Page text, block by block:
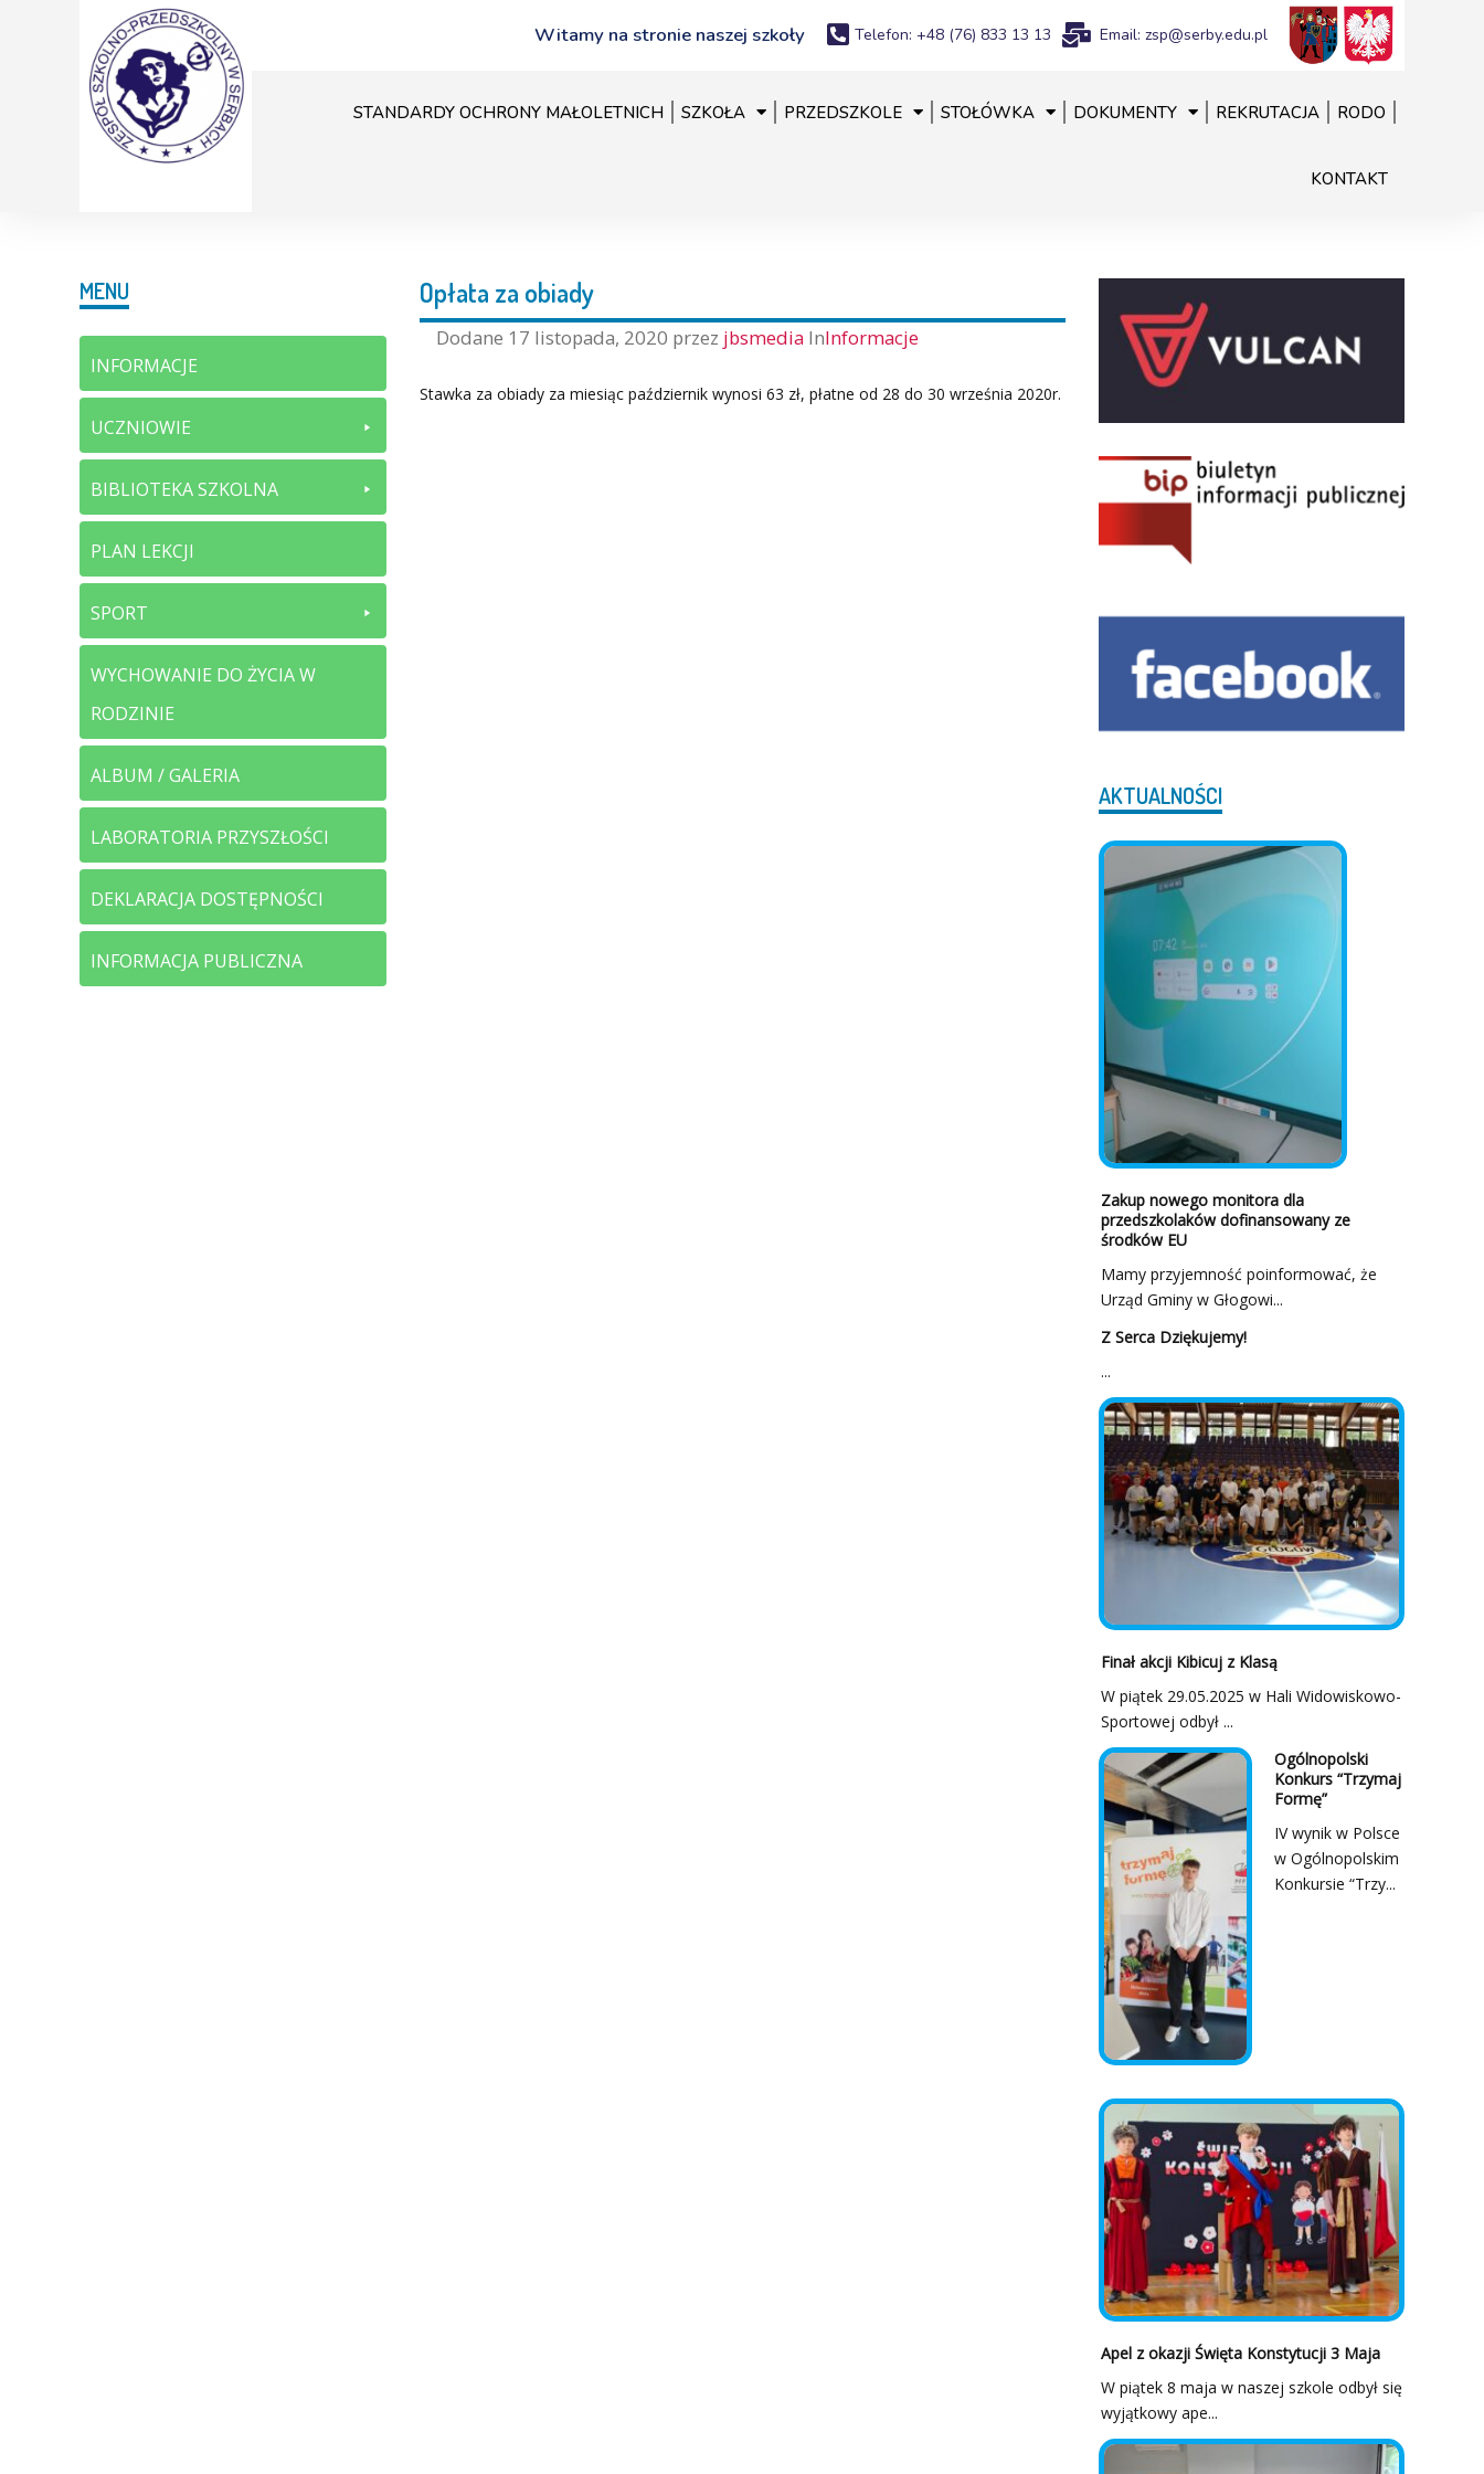
Witamy na stronie naszej szkoły Telefon: +48 (76) 833 13 13 Email: zsp@serby.edu.pl
STANDARDY OCHRONY MAŁOLETNICH SZKOŁA PRZEDSZKOLE STOŁÓWKA DOKUMENTY REKRUTACJA RODO
KONTAKT
Opłata za obiady
Dodane 17 listopada, 2020 przez jbsmedia InInformacje
Stawka za obiady za miesiąc październik wynosi 63 zł, płatne od 28 do 30 września 2020r.
MENU
INFORMACJE
UCZNIOWIE
BIBLIOTEKA SZKOLNA
PLAN LEKCJI
SPORT
WYCHOWANIE DO ŻYCIA W
RODZINIE
ALBUM / GALERIA
LABORATORIA PRZYSZŁOŚCI
DEKLARACJA DOSTĘPNOŚCI
INFORMACJA PUBLICZNA
AKTUALNOŚCI
Zakup nowego monitora dla
przedszkolaków dofinansowany ze
środków EU
Mamy przyjemność poinformować, że
Urząd Gminy w Głogowi...
Z Serca Dziękujemy!
...
Finał akcji Kibicuj z Klasą
W piątek 29.05.2025 w Hali Widowiskowo-
Sportowej odbył ...
Ogólnopolski
Konkurs “Trzymaj
Formę”
IV wynik w Polsce
w Ogólnopolskim
Konkursie “Trzy...
Apel z okazji Święta Konstytucji 3 Maja
W piątek 8 maja w naszej szkole odbył się
wyjątkowy ape...